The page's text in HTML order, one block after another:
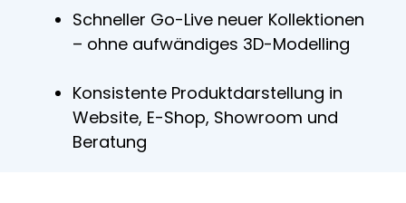
Schneller Go-Live neuer Kollektionen
– ohne aufwändiges 3D-Modelling
Konsistente Produktdarstellung in
Website, E-Shop, Showroom und
Beratung